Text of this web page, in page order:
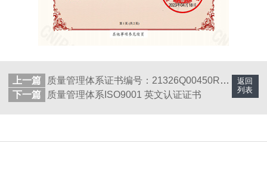
返回
列表
上一篇
质量管理体系证书编号：21326Q00450R101，有效期至2028年
下一篇
质量管理体系ISO9001 英文认证证书